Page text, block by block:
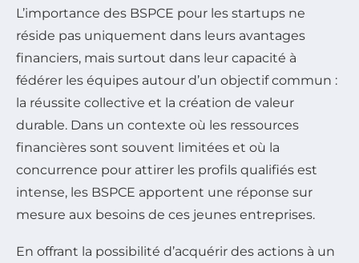
L’importance des BSPCE pour les startups ne
réside pas uniquement dans leurs avantages
financiers, mais surtout dans leur capacité à
fédérer les équipes autour d’un objectif commun :
la réussite collective et la création de valeur
durable. Dans un contexte où les ressources
financières sont souvent limitées et où la
concurrence pour attirer les profils qualifiés est
intense, les BSPCE apportent une réponse sur
mesure aux besoins de ces jeunes entreprises.
En offrant la possibilité d’acquérir des actions à un